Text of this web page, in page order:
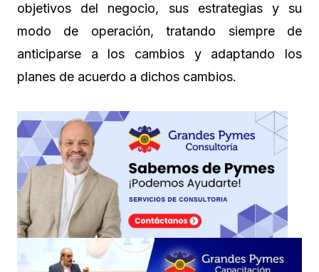
objetivos del negocio, sus estrategias y su
modo de operación, tratando siempre de
anticiparse a los cambios y adaptando los
planes de acuerdo a dichos cambios.